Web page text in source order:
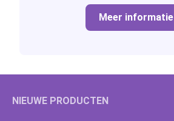
Meer informatie
NIEUWE PRODUCTEN